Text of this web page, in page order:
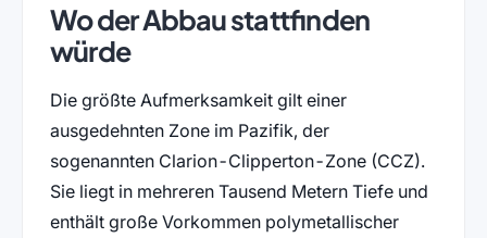
Wo der Abbau stattfinden
würde
Die größte Aufmerksamkeit gilt einer
ausgedehnten Zone im Pazifik, der
sogenannten Clarion-Clipperton-Zone (CCZ).
Sie liegt in mehreren Tausend Metern Tiefe und
enthält große Vorkommen polymetallischer